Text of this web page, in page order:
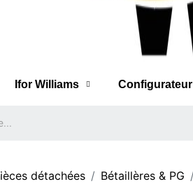
Ifor Williams Configurateur
détachées Bétaillères & PG